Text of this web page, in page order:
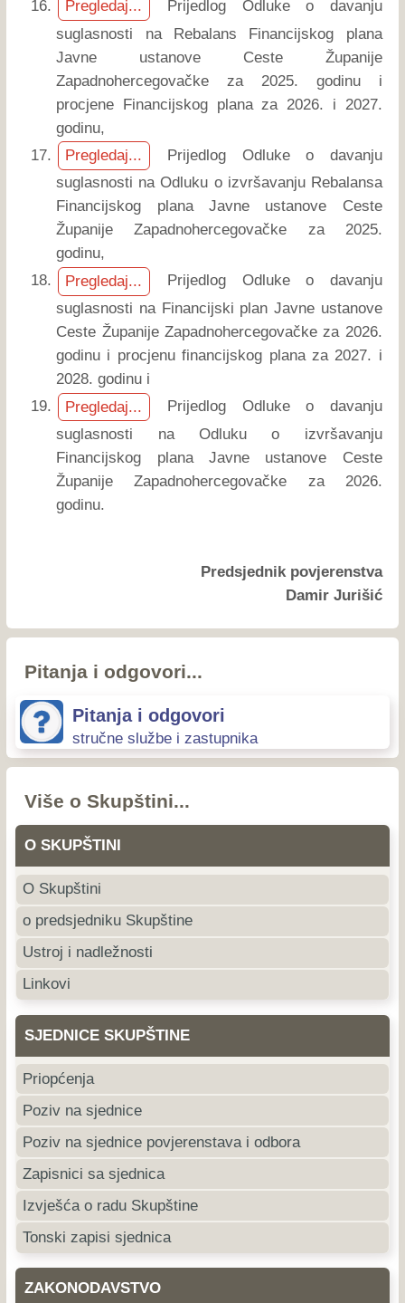
Pregledaj...
Prijedlog Odluke o davanju
suglasnosti na Rebalans Financijskog plana
Javne ustanove Ceste Županije
Zapadnohercegovačke za 2025. godinu i
procjene Financijskog plana za 2026. i 2027.
godinu,
Pregledaj...
Prijedlog Odluke o davanju
suglasnosti na Odluku o izvršavanju Rebalansa
Financijskog plana Javne ustanove Ceste
Županije Zapadnohercegovačke za 2025.
godinu,
Pregledaj...
Prijedlog Odluke o davanju
suglasnosti na Financijski plan Javne ustanove
Ceste Županije Zapadnohercegovačke za 2026.
godinu i procjenu financijskog plana za 2027. i
2028. godinu i
Pregledaj...
Prijedlog Odluke o davanju
suglasnosti na Odluku o izvršavanju
Financijskog plana Javne ustanove Ceste
Županije Zapadnohercegovačke za 2026.
godinu.
Predsjednik povjerenstva
Damir Jurišić
Pitanja i odgovori...
Pitanja i odgovori
stručne službe i zastupnika
Više o Skupštini...
O SKUPŠTINI
O Skupštini
o predsjedniku Skupštine
Ustroj i nadležnosti
Linkovi
SJEDNICE SKUPŠTINE
Priopćenja
Poziv na sjednice
Poziv na sjednice povjerenstava i odbora
Zapisnici sa sjednica
Izvješća o radu Skupštine
Tonski zapisi sjednica
ZAKONODAVSTVO